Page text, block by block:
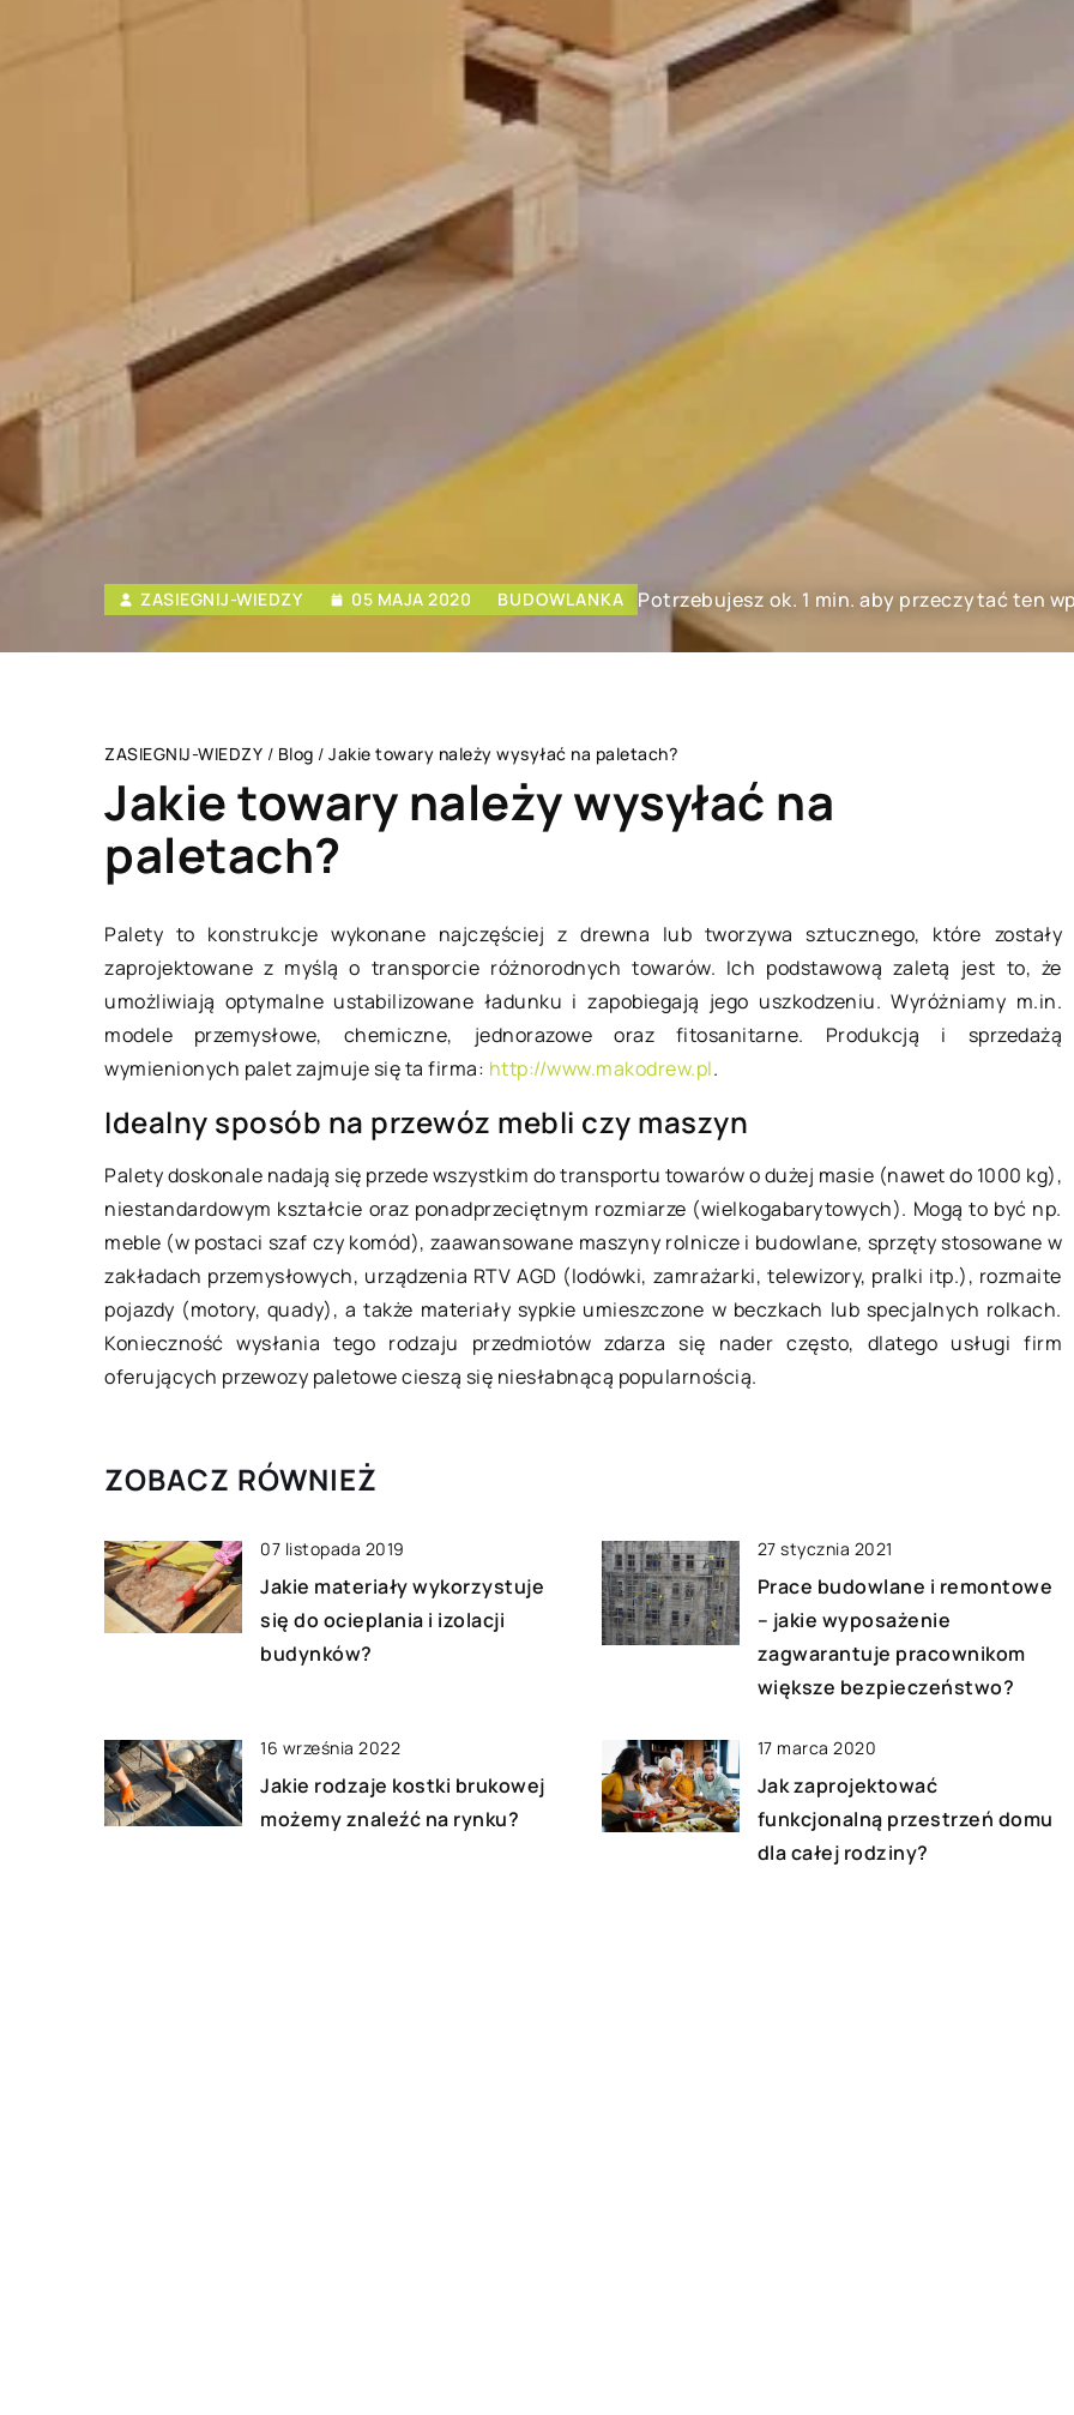
ZASIEGNIJ-WIEDZY 05 MAJA 2020 BUDOWLANKA Potrzebujesz ok. 1 min. aby przeczytać ten
ZASIEGNIJ-WIEDZY / Blog / Jakie towary należy wysyłać na paletach?
Jakie towary należy wysyłać na
paletach?
Palety to konstrukcje wykonane najczęściej z drewna lub tworzywa sztucznego, które zostały
zaprojektowane z myślą o transporcie różnorodnych towarów. Ich podstawową zaletą jest to, że
umożliwiają optymalne ustabilizowane ładunku i zapobiegają jego uszkodzeniu. Wyróżniamy m.in.
modele przemysłowe, chemiczne, jednorazowe oraz fitosanitarne. Produkcją i sprzedażą
wymienionych palet zajmuje się ta firma: http://www.makodrew.pl.
Idealny sposób na przewóz mebli czy maszyn
Palety doskonale nadają się przede wszystkim do transportu towarów o dużej masie (nawet do 1000 kg),
niestandardowym kształcie oraz ponadprzeciętnym rozmiarze (wielkogabarytowych). Mogą to być np.
meble (w postaci szaf czy komód), zaawansowane maszyny rolnicze i budowlane, sprzęty stosowane w
zakładach przemysłowych, urządzenia RTV AGD (lodówki, zamrażarki, telewizory, pralki itp.), rozmaite
pojazdy (motory, quady), a także materiały sypkie umieszczone w beczkach lub specjalnych rolkach.
Konieczność wysłania tego rodzaju przedmiotów zdarza się nader często, dlatego usługi firm
oferujących przewozy paletowe cieszą się niesłabnącą popularnością.
ZOBACZ RÓWNIEŻ
07 listopada 2019
Jakie materiały wykorzystuje
się do ocieplania i izolacji
budynków?
27 stycznia 2021
Prace budowlane i remontowe
– jakie wyposażenie
zagwarantuje pracownikom
większe bezpieczeństwo?
16 września 2022
Jakie rodzaje kostki brukowej
możemy znaleźć na rynku?
17 marca 2020
Jak zaprojektować
funkcjonalną przestrzeń domu
dla całej rodziny?
21 grudnia 2018
Gdzie uczyć się jeździć na nartach?
Nauka jazdy na nartach nie jest taka
trudna jak mogłoby to się z pozoru
wydawać. Jedyne, czego
potrzebujemy to dużo […]
21 kwietnia 2022
Wyposażenie medyczne i
rehabilitacyjne do domu dla
seniorów oraz osób
niepełnosprawnych
akcesoria, które […]